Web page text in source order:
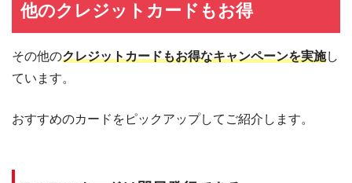
他のクレジットカードもお得
その他のクレジットカードもお得なキャンペーンを実施し
ています。
おすすめのカードをピックアップしてご紹介します。